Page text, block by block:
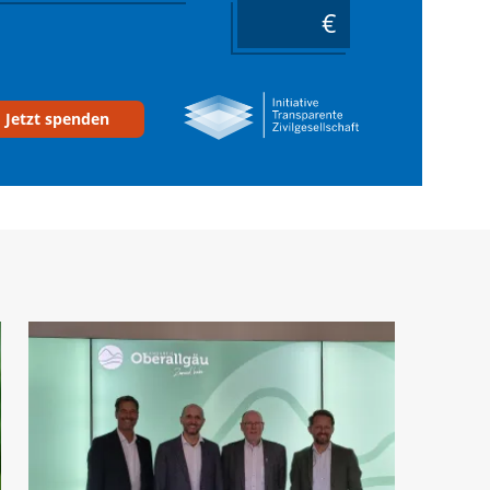
Jetzt spenden